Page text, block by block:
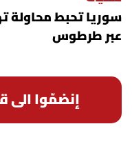
سوريا تحبط محاولة
عبر طرطوس
إنضمّوا الى